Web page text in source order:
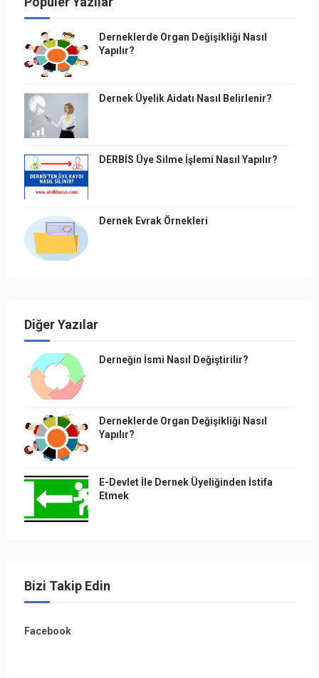
Derneklerde Organ Değişikliği Nasıl
Yapılır?
Dernek Üyelik Aidatı Nasıl Belirlenir?
DERBİS Üye Silme İşlemi Nasıl Yapılır?
Dernek Evrak Örnekleri
Diğer Yazılar
Derneğin İsmi Nasıl Değiştirilir?
Derneklerde Organ Değişikliği Nasıl
Yapılır?
E-Devlet İle Dernek Üyeliğinden İstifa
Etmek
Bizi Takip Edin
Facebook